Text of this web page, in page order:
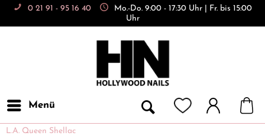
0 21 91 - 95 16 40
Mo.-Do. 9:00 - 17:30 Uhr | Fr. bis 15:00
Uhr
Menü
L.A. Queen Shellac